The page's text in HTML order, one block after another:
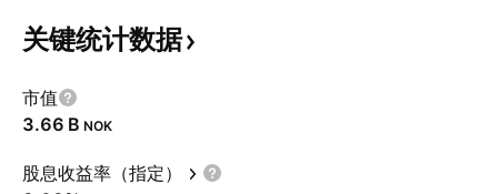
关键统计数据
市值
‪3.66 B‬ NOK
股息收益率（指定）